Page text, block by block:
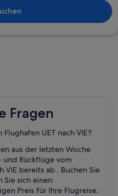
Fragen
UET nach VIE?
aus der letzten Woche
Rückflüge vom
VIE bereits ab . Buchen Sie
Sie sich einen
Preis für Ihre Flugreise.